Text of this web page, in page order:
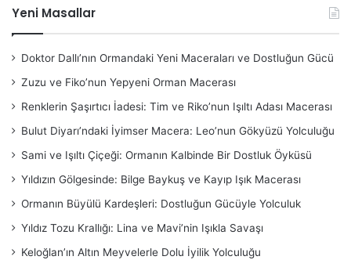
Yeni Masallar
Doktor Dallı’nın Ormandaki Yeni Maceraları ve Dostluğun Gücü
Zuzu ve Fiko’nun Yepyeni Orman Macerası
Renklerin Şaşırtıcı İadesi: Tim ve Riko’nun Işıltı Adası Macerası
Bulut Diyarı’ndaki İyimser Macera: Leo’nun Gökyüzü Yolculuğu
Sami ve Işıltı Çiçeği: Ormanın Kalbinde Bir Dostluk Öyküsü
Yıldızın Gölgesinde: Bilge Baykuş ve Kayıp Işık Macerası
Ormanın Büyülü Kardeşleri: Dostluğun Gücüyle Yolculuk
Yıldız Tozu Krallığı: Lina ve Mavi’nin Işıkla Savaşı
Keloğlan’ın Altın Meyvelerle Dolu İyilik Yolculuğu